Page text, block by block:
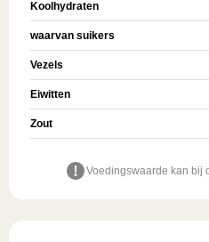
Koolhydraten
waarvan suikers
Vezels
Eiwitten
Zout
Voedingswaarde kan bij